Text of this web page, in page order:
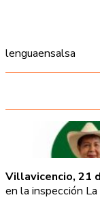
lenguaensalsa
Villavicencio, 21
en la inspección